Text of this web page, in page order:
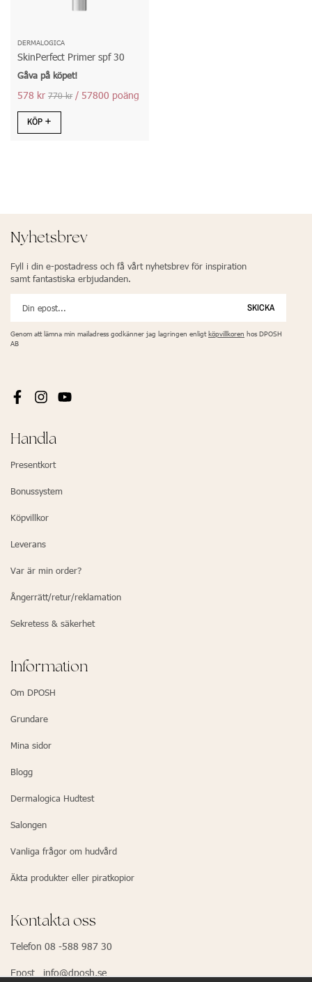
DERMALOGICA
SkinPerfect Primer spf 30
Gåva på köpet!
578 kr 770 kr/ 57800 poäng
KÖP
Nyhetsbrev
Fyll i din e-postadress och få vårt nyhetsbrev för inspiration
samt fantastiska erbjudanden.
SKICKA
Genom att lämna min mailadress godkänner jag lagringen enligtköpvillkoren hos DPOSH
AB
Handla
Presentkort
Bonussystem
Köpvillkor
Leverans
Var är min order?
Ångerrätt/retur/reklamation
Sekretess & säkerhet
Information
Om DPOSH
Grundare
Mina sidor
Blogg
Dermalogica Hudtest
Salongen
Vanliga frågor om hudvård
Äkta produkter eller piratkopior
Kontakta oss
Telefon 08 -588 987 30
Epost info@dposh.se